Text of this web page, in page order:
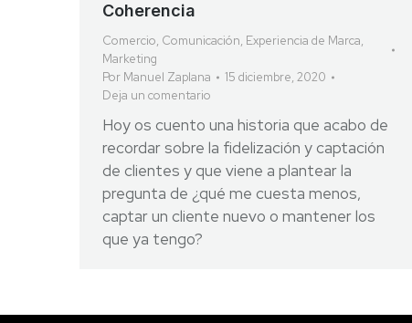
Coherencia
Comercio, Comunicación, Experiencia de Marca,
Marketing
Por Manuel Zaplana
15 diciembre, 2020
Deja un comentario
Hoy os cuento una historia que acabo de
recordar sobre la fidelización y captación
de clientes y que viene a plantear la
pregunta de ¿qué me cuesta menos,
captar un cliente nuevo o mantener los
que ya tengo?